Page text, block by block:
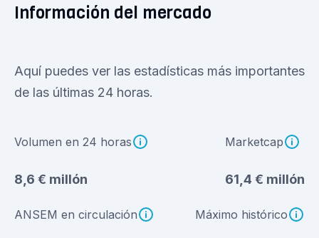
Información del mercado
Aquí puedes ver las estadísticas más importantes
de las últimas 24 horas.
Volumen en 24 horas
8,6 € millón
Marketcap
61,4 € millón
ANSEM en circulación Máximo histórico